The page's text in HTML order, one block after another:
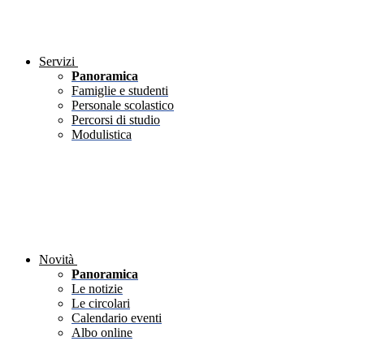
Servizi
Panoramica
Famiglie e studenti
Personale scolastico
Percorsi di studio
Modulistica
Novità
Panoramica
Le notizie
Le circolari
Calendario eventi
Albo online